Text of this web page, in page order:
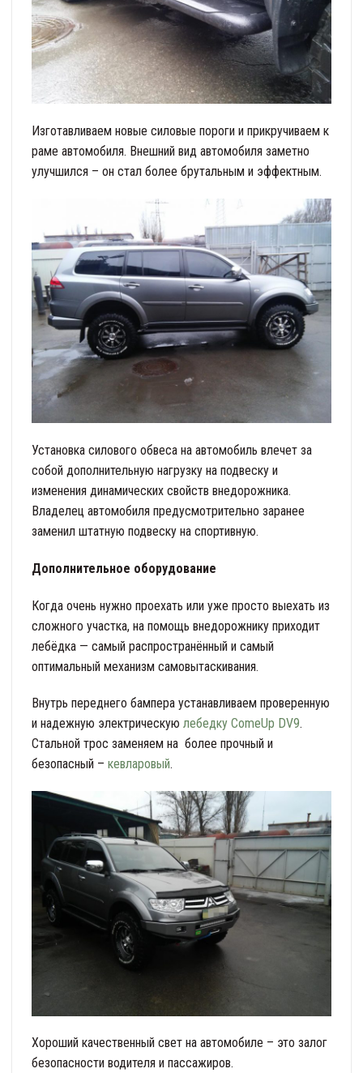
Изготавливаем новые силовые пороги и прикручиваем к
раме автомобиля. Внешний вид автомобиля заметно
улучшился – он стал более брутальным и эффектным.
Установка силового обвеса на автомобиль влечет за
собой дополнительную нагрузку на подвеску и
изменения динамических свойств внедорожника.
Владелец автомобиля предусмотрительно заранее
заменил штатную подвеску на спортивную.
Дополнительное оборудование
Когда очень нужно проехать или уже просто выехать из
сложного участка, на помощь внедорожнику приходит
лебёдка — самый распространённый и самый
оптимальный механизм самовытаскивания.
Внутрь переднего бампера устанавливаем проверенную
и надежную электрическую лебедку ComeUp DV9.
Стальной трос заменяем на более прочный и
безопасный – кевларовый.
Хороший качественный свет на автомобиле – это залог
безопасности водителя и пассажиров.